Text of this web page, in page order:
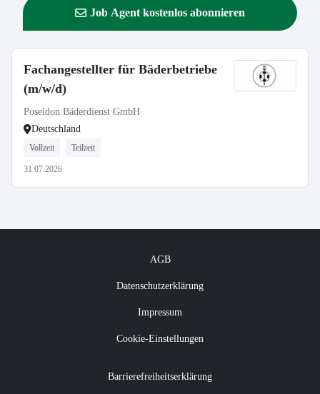
Job Agent kostenlos abonnieren
Fachangestellter für Bäderbetriebe
(m/w/d)
Poseidon Bäderdienst GmbH
Deutschland
Vollzeit Teilzeit
31.07.2026
AGB
Datenschutzerklärung
Impressum
Cookie-Einstellungen
Barrierefreiheitserklärung